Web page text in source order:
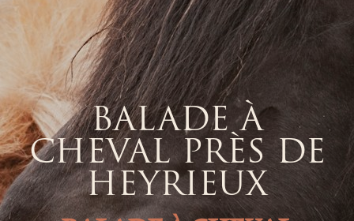
BALADE À
CHEVAL PRÈS DE
HEYRIEUX